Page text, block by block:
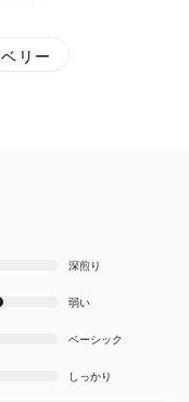
ベリー
深煎り
弱い
ベーシック
しっかり